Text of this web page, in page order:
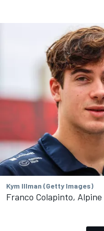
Kym Illman (Getty Images)
Franco Colapinto, Alpine